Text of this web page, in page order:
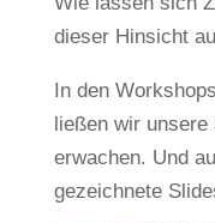
dieser Hinsicht
In den
ließen wir
erwachen. Und
gezeichnete